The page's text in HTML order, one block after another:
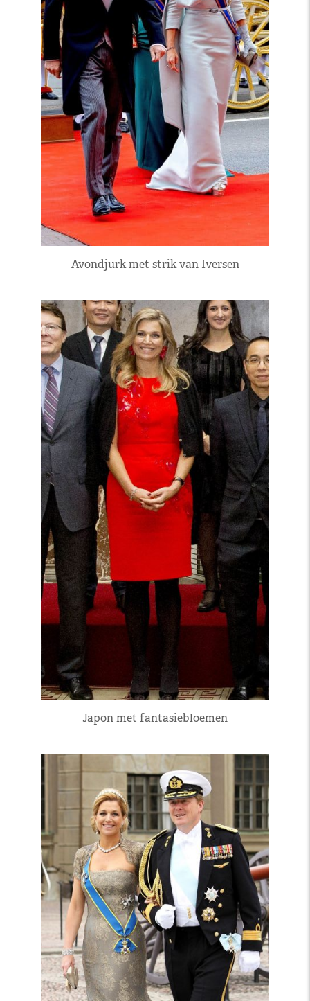
Avondjurk met strik van Iversen
Japon met fantasiebloemen